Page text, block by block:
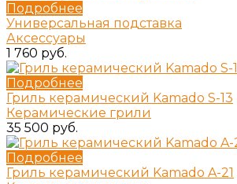
Подробнее
Универсальная подставка
Аксессуары
1 760 руб.
Подробнее
Гриль керамический Kamado S-13
Керамические грили
35 500 руб.
Подробнее
Гриль керамический Kamado A-21